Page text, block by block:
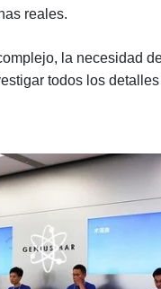
reales.
la necesidad
todos los